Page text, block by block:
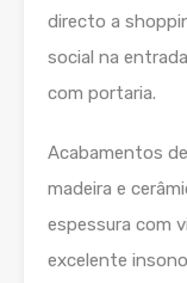
directo a
social na
com portaria.
Acabamentos
madeira e
espessura com
excelente